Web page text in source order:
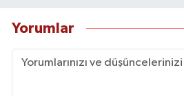
Yorumlar